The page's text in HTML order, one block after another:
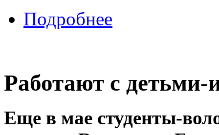
Подробнее
Работают с
Еще в мае студенты-